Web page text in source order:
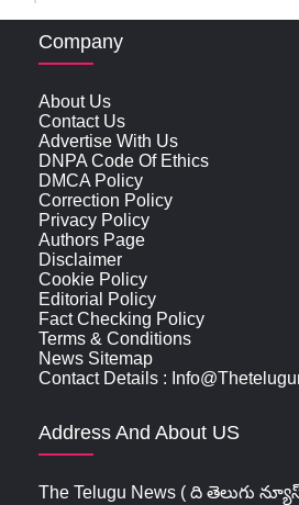
Company
About Us
Contact Us
Advertise With Us
DNPA Code Of Ethics
DMCA Policy
Correction Policy
Privacy Policy
Authors Page
Disclaimer
Cookie Policy
Editorial Policy
Fact Checking Policy
Terms & Conditions
News Sitemap
Contact Details :
Address And About US
The Telugu News ( ది తెలుగు